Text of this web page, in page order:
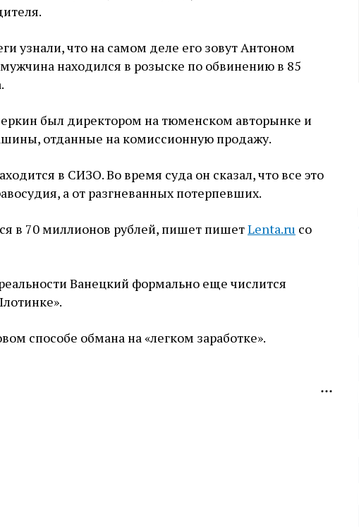
узнали, что на самом деле его зовут Антоном
находился в розыске по обвинению в 85
был директором на тюменском авторынке и
отданные на комиссионную продажу.
в СИЗО. Во время суда он сказал, что все это
а от разгневанных потерпевших.
в 70 миллионов рублей, пишет пишетLenta.ru со
Ванецкий формально еще числится
способе обмана на «легком заработке».